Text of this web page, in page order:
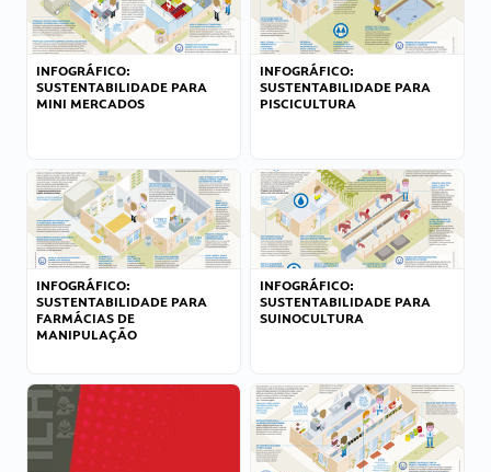
INFOGRÁFICO:
SUSTENTABILIDADE PARA
MINI MERCADOS
INFOGRÁFICO:
SUSTENTABILIDADE PARA
PISCICULTURA
INFOGRÁFICO:
SUSTENTABILIDADE PARA
FARMÁCIAS DE
MANIPULAÇÃO
INFOGRÁFICO:
SUSTENTABILIDADE PARA
SUINOCULTURA